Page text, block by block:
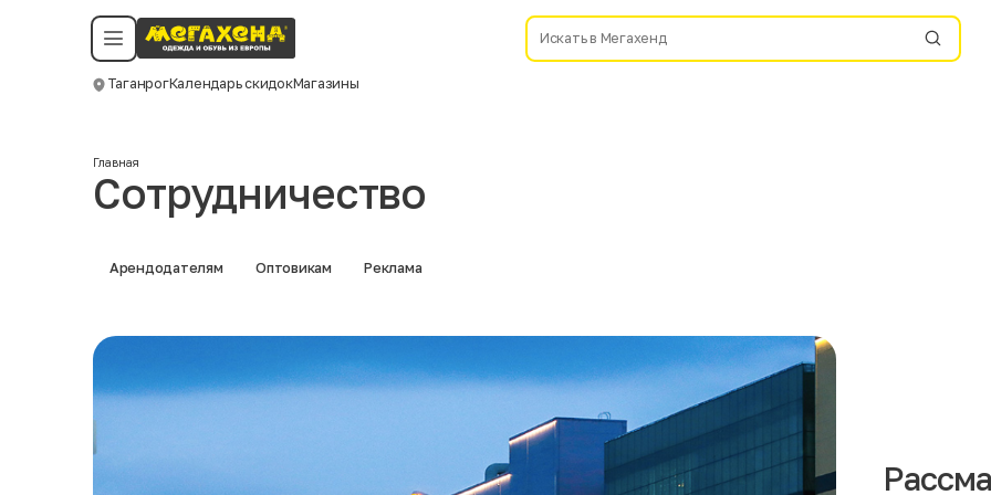
ТаганрогКалендарь скидокМагазины
Политика конфиденциальности
©️ Мегахенд 2026. Все права защищены.
Смотреть все даты
Главная
Сотрудничество
Арендодателям Оптовикам Реклама